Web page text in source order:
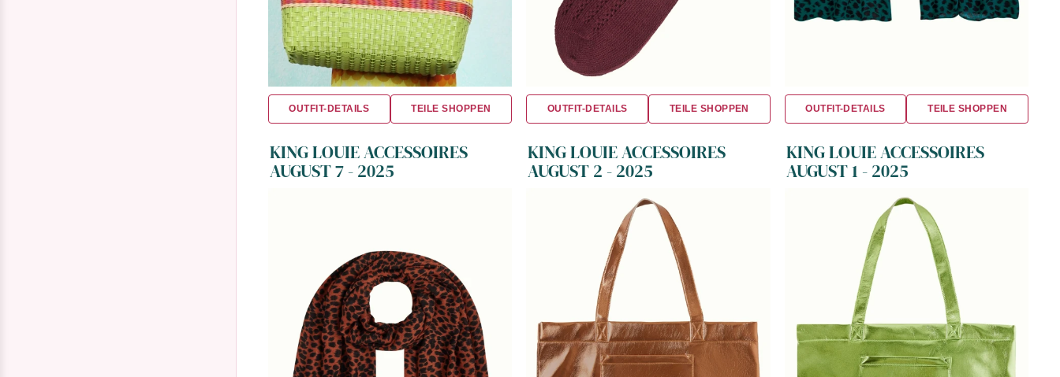
OUTFIT-DETAILS TEILE SHOPPEN OUTFIT-DETAILS TEILE SHOPPEN OUTFIT-DETAILS TEILE SHOPPEN
KING LOUIE ACCESSOIRES
AUGUST 7 - 2025
KING LOUIE ACCESSOIRES
AUGUST 2 - 2025
KING LOUIE ACCESSOIRES
AUGUST 1 - 2025